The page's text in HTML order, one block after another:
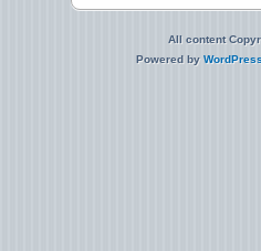
All content
Powered by WordPress